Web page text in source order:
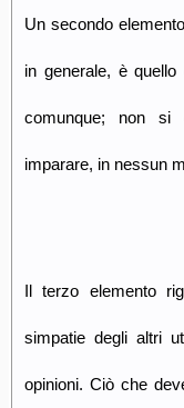
Un secondo
in generale, è
comunque; non si
imparare, in nessun
Il terzo elemento
simpatie degli altri
opinioni. Ciò che